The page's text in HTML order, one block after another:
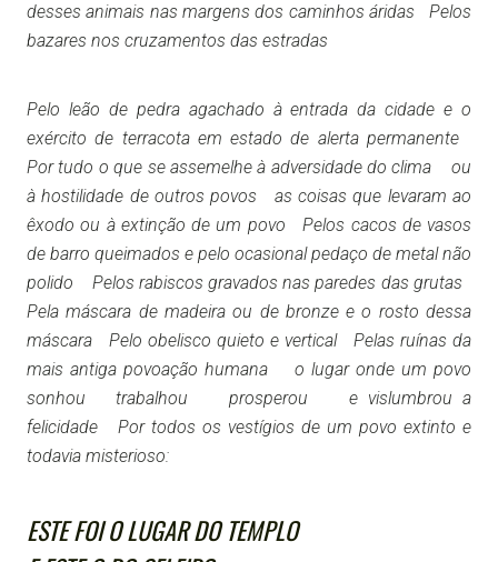
desses animais nas margens dos caminhos áridas Pelos
bazares nos cruzamentos das estradas
Pelo leão de pedra agachado à entrada da cidade e o
exército de terracota em estado de alerta permanente
Por tudo o que se assemelhe à adversidade do clima ou
à hostilidade de outros povos as coisas que levaram ao
êxodo ou à extinção de um povo Pelos cacos de vasos
de barro queimados e pelo ocasional pedaço de metal não
polido Pelos rabiscos gravados nas paredes das grutas
Pela máscara de madeira ou de bronze e o rosto dessa
máscara Pelo obelisco quieto e vertical Pelas ruínas da
mais antiga povoação humana o lugar onde um povo
sonhou trabalhou prosperou e vislumbrou a
felicidade Por todos os vestígios de um povo extinto e
todavia misterioso:
ESTE FOI O LUGAR DO TEMPLO